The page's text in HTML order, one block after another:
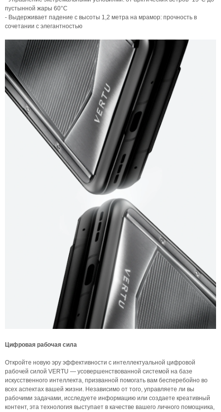
пустынной жары 60°C
- Выдерживает падение с высоты 1,2 метра на мрамор: прочность в
сочетании с элегантностью
Цифровая рабочая сила
Откройте новую эру эффективности с интеллектуальной цифровой
рабочей силой VERTU — усовершенствованной системой на базе
искусственного интеллекта, призванной помогать вам бесперебойно во
всех аспектах вашей жизни. Независимо от того, управляете ли вы
рабочими задачами, исследуете информацию или создаете креативный
контент, эта технология выступает в качестве вашего личного помощника,